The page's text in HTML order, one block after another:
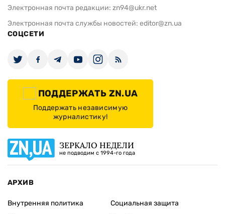
Электронная почта редакции: zn94@ukr.net
Электронная почта службы новостей: editor@zn.ua
СОЦСЕТИ
ПОДДЕРЖАТЬ ZN.UA
Поддержать независимую
журналистику!
ЗЕРКАЛО НЕДЕЛИ
не подводим с 1994-го года
АРХИВ
Внутренняя политика
Социальная защита